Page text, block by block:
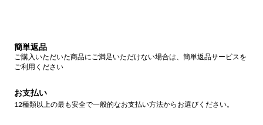
簡単返品
ご購入いただいた商品にご満足いただけない場合は、簡単返品サービスを
ご利用ください
お支払い
12種類以上の最も安全で一般的なお支払い方法からお選びください。